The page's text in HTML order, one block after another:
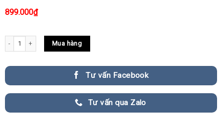
899.000₫
Tượng Nhân Vật Vô Diện Trừu Tượng quantity
Mua hàng
Tư vấn Facebook
Tư vấn qua Zalo